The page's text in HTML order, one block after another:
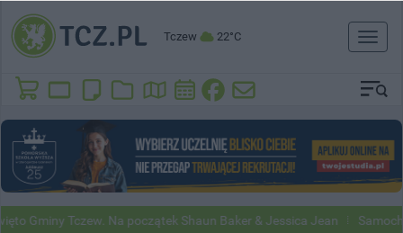
Tczew 22°C
Toggle
Gminy Tczew. Na początek Shaun Baker & Jessica Jean